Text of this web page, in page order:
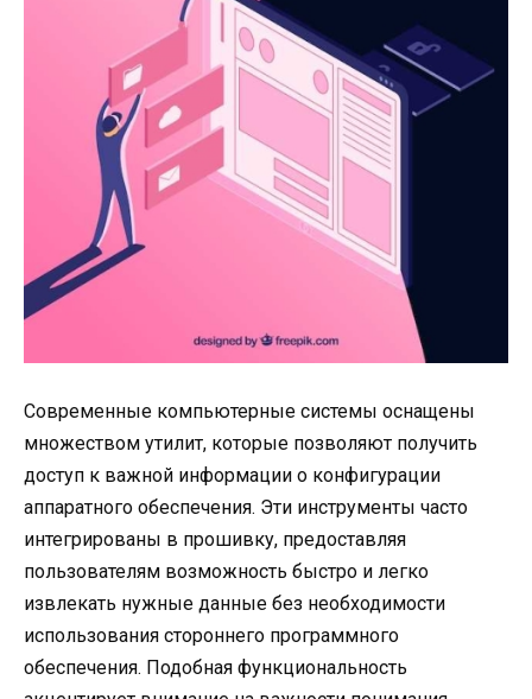
Современные компьютерные системы оснащены
множеством утилит, которые позволяют получить
доступ к важной информации о конфигурации
аппаратного обеспечения. Эти инструменты часто
интегрированы в прошивку, предоставляя
пользователям возможность быстро и легко
извлекать нужные данные без необходимости
использования стороннего программного
обеспечения. Подобная функциональность